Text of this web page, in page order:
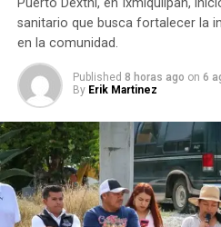
Puerto Dexthi, en Ixmiquilpan,
sanitario que busca fortalecer la
en la comunidad.
Published 8 horas ago on 6
By Erik Martinez